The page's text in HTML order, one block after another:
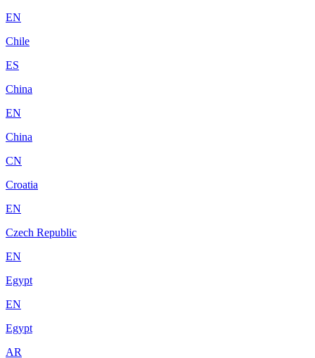
EN
Chile
ES
China
EN
China
CN
Croatia
EN
Czech Republic
EN
Egypt
EN
Egypt
AR